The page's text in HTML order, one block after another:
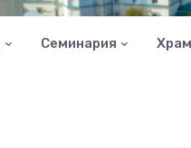
Семинария